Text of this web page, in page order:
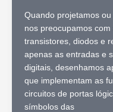
Quando projetamos
nos preocupamos
transistores, diodos e
apenas as entradas e
digitais, desenhamos
que implementam as
circuitos de portas
símbolos das